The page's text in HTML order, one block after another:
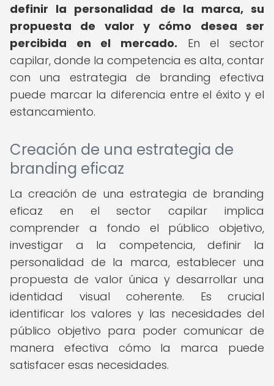
definir la personalidad de la marca, su
propuesta de valor y cómo desea ser
percibida en el mercado. En el sector
capilar, donde la competencia es alta, contar
con una estrategia de branding efectiva
puede marcar la diferencia entre el éxito y el
estancamiento.
Creación de una estrategia de
branding eficaz
La creación de una estrategia de branding
eficaz en el sector capilar implica
comprender a fondo el público objetivo,
investigar a la competencia, definir la
personalidad de la marca, establecer una
propuesta de valor única y desarrollar una
identidad visual coherente. Es crucial
identificar los valores y las necesidades del
público objetivo para poder comunicar de
manera efectiva cómo la marca puede
satisfacer esas necesidades.